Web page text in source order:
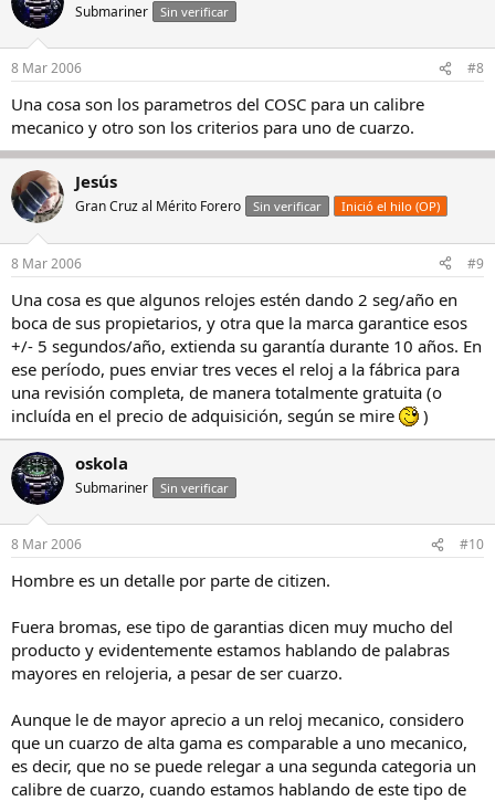
Submariner Sin verificar
8 Mar 2006 #8
Una cosa son los parametros del COSC para un calibre
mecanico y otro son los criterios para uno de cuarzo.
Jesús
Gran Cruz al Mérito Forero Sin verificar Inició el hilo (OP)
8 Mar 2006 #9
Una cosa es que algunos relojes estén dando 2 seg/año en
boca de sus propietarios, y otra que la marca garantice esos
+/- 5 segundos/año, extienda su garantía durante 10 años. En
ese período, pues enviar tres veces el reloj a la fábrica para
una revisión completa, de manera totalmente gratuita (o
incluída en el precio de adquisición, según se mire
)
oskola
Submariner Sin verificar
8 Mar 2006 #10
Hombre es un detalle por parte de citizen.
Fuera bromas, ese tipo de garantias dicen muy mucho del
producto y evidentemente estamos hablando de palabras
mayores en relojeria, a pesar de ser cuarzo.
Aunque le de mayor aprecio a un reloj mecanico, considero
que un cuarzo de alta gama es comparable a uno mecanico,
es decir, que no se puede relegar a una segunda categoria un
calibre de cuarzo, cuando estamos hablando de este tipo de